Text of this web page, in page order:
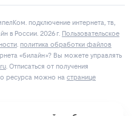
подключение интернета, тв,
в России. 2026 г. Пользовательское
. политика обработки файлов
«билайн»? Вы можете управлять
. Отписаться от получения
ресурса можно на странице